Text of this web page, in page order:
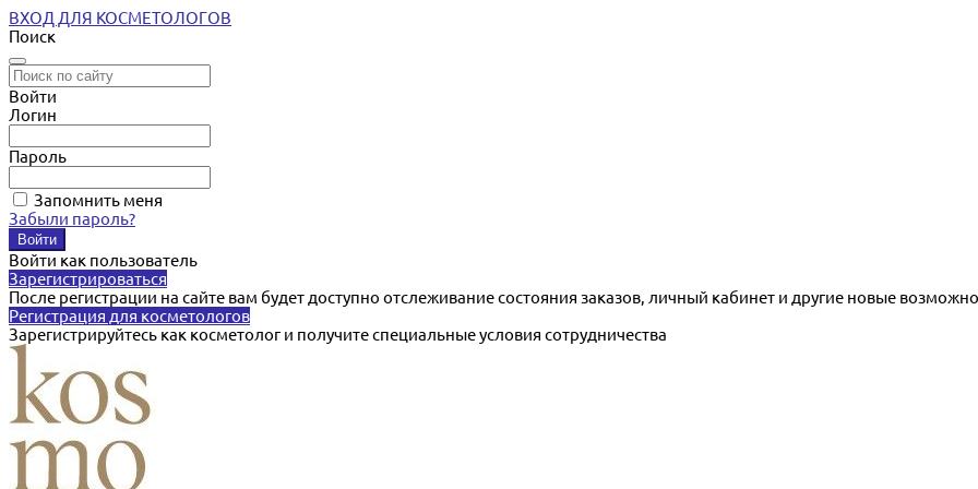
ВХОД ДЛЯ КОСМЕТОЛОГОВ
Поиск
Войти
Логин
Пароль
Запомнить меня
Забыли пароль?
Войти как пользователь
Зарегистрироваться
После регистрации на сайте вам будет доступно отслеживание состояния заказов, личный кабинет и другие новые
Регистрация для косметологов
Зарегистрируйтесь как косметолог и получите специальные условия сотрудничества